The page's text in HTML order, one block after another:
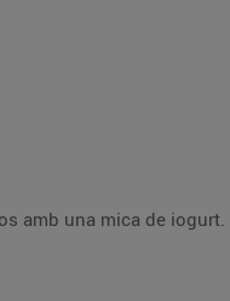
amb una mica de iogurt.